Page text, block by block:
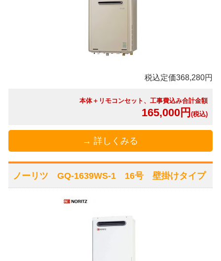
税込定価368,280円
本体＋リモコンセット、工事費込み合計金額
165,000円 (税込)
→ 詳しくみる
ノーリツ GQ-1639WS-1 16号 壁掛けタイプ